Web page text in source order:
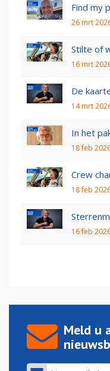
Find my
26 mrt
Stilte of
16 mrt
De
14 mrt
In het
18 feb
Crew
18 feb
16 feb
Meld u